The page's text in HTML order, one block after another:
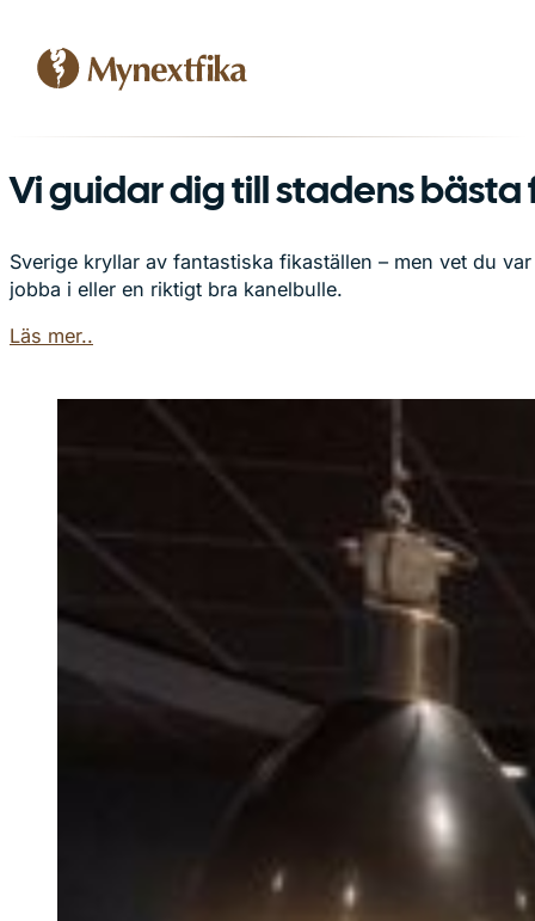
Vi guidar dig till stadens bästa
Sverige kryllar av fantastiska fikaställen – men vet du
jobba i eller en riktigt bra kanelbulle.
Läs mer..